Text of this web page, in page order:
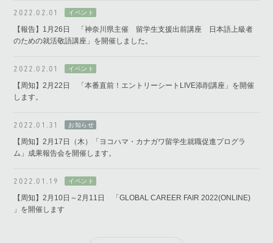
2022.02.01
【報告】1月26日 「神奈川県主催 留学生支援出前講座 日本語上級者
のための就活敬語講座」を開催しました。
2022.02.01
【周知】2月22日 「本番直前！エントリーシートLIVE添削講座」を開催
します。
2022.01.31
【周知】2月17日（木）「ヨコハマ・カナガワ留学生就職促進プログラ
ム」成果報告会を開催します。
2022.01.19
【周知】2月10日～2月11日 「GLOBAL CAREER FAIR 2022(ONLINE)
」を開催します